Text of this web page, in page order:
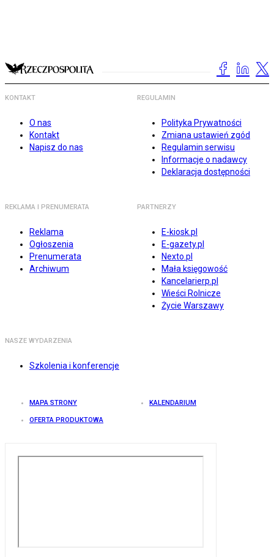
KONTAKT
O nas
Kontakt
Napisz do nas
REGULAMIN
Polityka Prywatności
Zmiana ustawień zgód
Regulamin serwisu
Informacje o nadawcy
Deklaracja dostępności
REKLAMA I PRENUMERATA
Reklama
Ogłoszenia
Prenumerata
Archiwum
PARTNERZY
E-kiosk.pl
E-gazety.pl
Nexto.pl
Mała księgowość
Kancelarierp.pl
Wieści Rolnicze
Życie Warszawy
NASZE WYDARZENIA
Szkolenia i konferencje
MAPA STRONY KALENDARIUM
OFERTA PRODUKTOWA